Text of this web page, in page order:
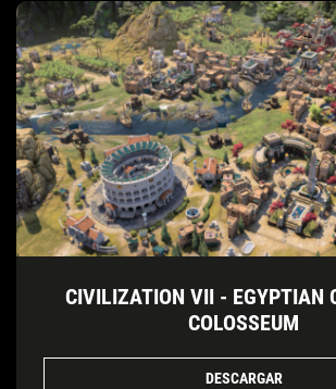
CIVILIZATION VII - EGYPTIAN
COLOSSEUM
DESCARGAR